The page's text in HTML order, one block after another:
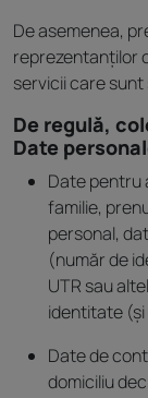
De asemenea,
reprezentanților
servicii care
De regulă,
Date
Date pentru
familie,
personal,
(număr de
UTR sau
identitate
Date de
domiciliu